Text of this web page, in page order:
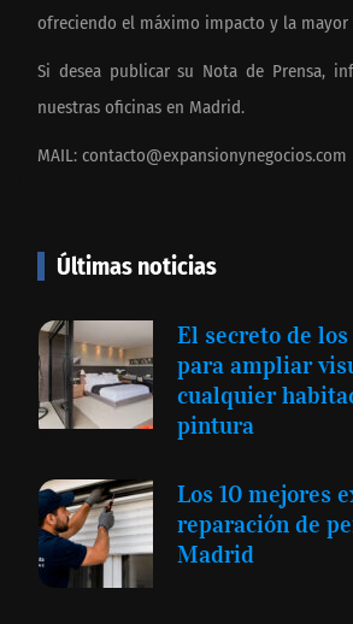
ofreciendo el máximo impacto y la
Si desea publicar su Nota de Prensa,
nuestras oficinas en Madrid.
MAIL: contacto@expansionynegocios.com
Últimas noticias
El secreto de
para ampliar
cualquier
pintura
Los 10 mejores
reparación de
Madrid